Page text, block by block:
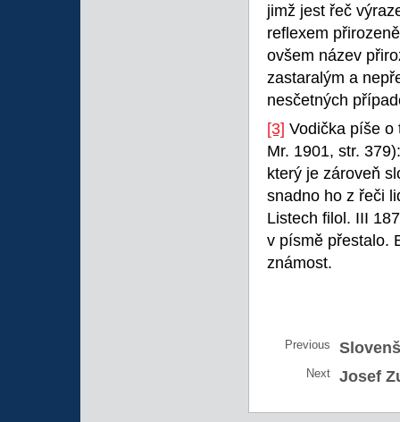
jimž jest řeč
reflexem
ovšem název
zastaralým a
nesčetných
[3] Vodička píše o
Mr. 1901, str.
který je zároveň
snadno ho z řeči
Listech filol. III
v písmě přestalo.
známost.
Previous
Next Josef